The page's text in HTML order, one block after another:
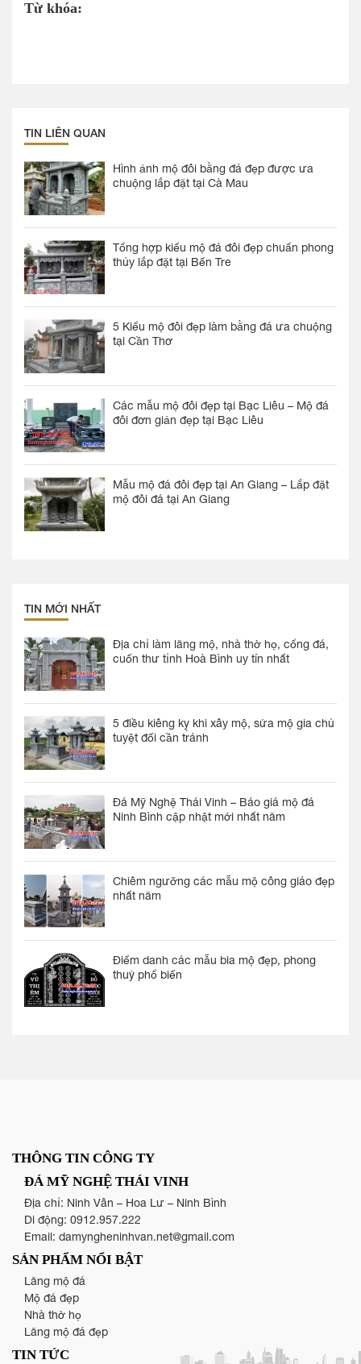
Từ khóa:
TIN LIÊN QUAN
Hình ảnh mộ đôi bằng đá đẹp được ưa
chuộng lắp đặt tại Cà Mau
Tổng hợp kiểu mộ đá đôi đẹp chuẩn phong
thủy lắp đặt tại Bến Tre
5 Kiểu mộ đôi đẹp làm bằng đá ưa chuộng
tại Cần Thơ
Các mẫu mộ đôi đẹp tại Bạc Liêu – Mộ đá
đôi đơn giản đẹp tại Bạc Liêu
Mẫu mộ đá đôi đẹp tại An Giang – Lắp đặt
mộ đôi đá tại An Giang
TIN MỚI NHẤT
Địa chỉ làm lăng mộ, nhà thờ họ, cổng đá,
cuốn thư tỉnh Hoà Bình uy tín nhất
5 điều kiêng kỵ khi xây mộ, sửa mộ gia chủ
tuyệt đối cần tránh
Đá Mỹ Nghệ Thái Vinh – Báo giá mộ đá
Ninh Bình cập nhật mới nhất năm
Chiêm ngưỡng các mẫu mộ công giáo đẹp
nhất năm
Điểm danh các mẫu bia mộ đẹp, phong
thuỷ phổ biến
THÔNG TIN CÔNG TY
ĐÁ MỸ NGHỆ THÁI VINH
Địa chỉ: Ninh Vân – Hoa Lư – Ninh Bình
Di động: 0912.957.222
Email: damyngheninhvan.net@gmail.com
SẢN PHẨM NỔI BẬT
Lăng mộ đá
Mộ đá đẹp
Nhà thờ họ
Lăng mộ đá đẹp
TIN TỨC